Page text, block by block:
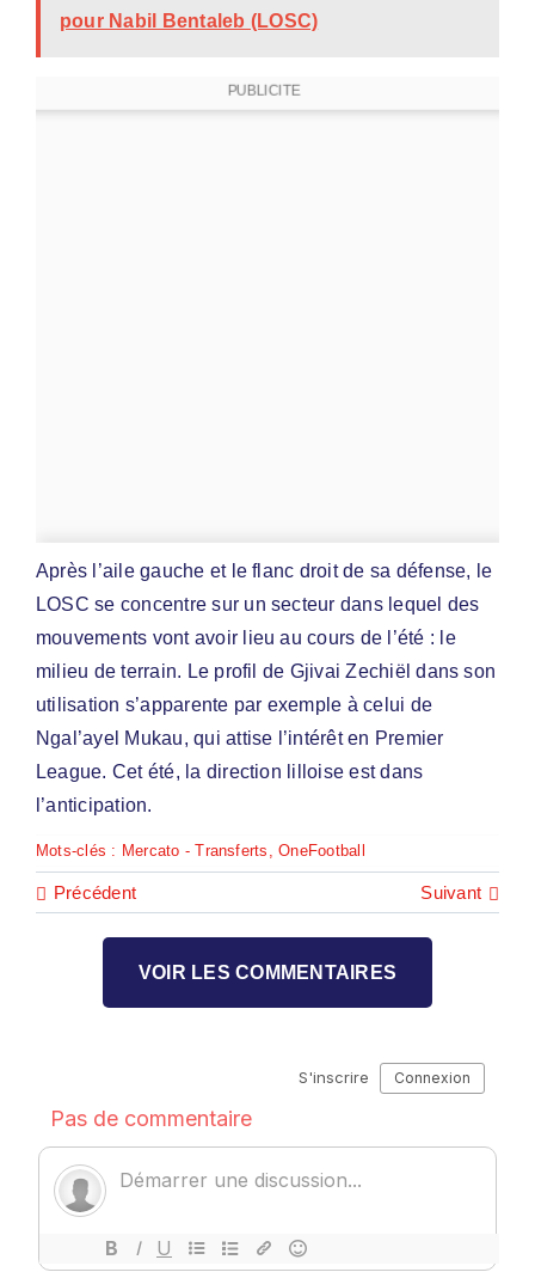
pour Nabil Bentaleb (LOSC)
PUBLICITE
Après l’aile gauche et le flanc droit de sa défense, le
LOSC se concentre sur un secteur dans lequel des
mouvements vont avoir lieu au cours de l’été : le
milieu de terrain. Le profil de Gjivai Zechiël dans son
utilisation s’apparente par exemple à celui de
Ngal’ayel Mukau, qui attise l’intérêt en Premier
League. Cet été, la direction lilloise est dans
l’anticipation.
Mots-clés : Mercato - Transferts ,OneFootball
Précédent Suivant
VOIR LES COMMENTAIRES